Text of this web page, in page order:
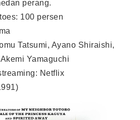
perang.
100 persen
Tatsumi, Ayano Shiraishi,
Yamaguchi
Netflix